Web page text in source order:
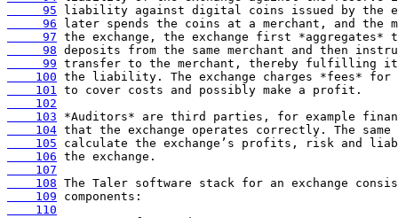
     95
     96
     97
     98
     99
    100
    101
    102
    103
    104
    105
    106
    107
    108
    109
    110